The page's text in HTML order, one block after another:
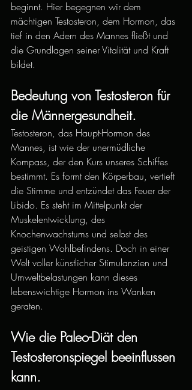
beginnt. Hier begegnen wir dem
mächtigen Testosteron, dem Hormon, das
tief in den Adern des Mannes fließt und
die Grundlagen seiner Vitalität und Kraft
bildet.
Bedeutung von Testosteron für
die Männergesundheit.
Testosteron, das Haupt-Hormon des
Mannes, ist wie der unermüdliche
Kompass, der den Kurs unseres Schiffes
bestimmt. Es formt den Körperbau, vertieft
die Stimme und entzündet das Feuer der
Libido. Es steht im Mittelpunkt der
Muskelentwicklung, des
Knochenwachstums und selbst des
geistigen Wohlbefindens. Doch in einer
Welt voller künstlicher Stimulanzien und
Umweltbelastungen kann dieses
lebenswichtige Hormon ins Wanken
geraten.
Wie die Paleo-Diät den
Testosteronspiegel beeinflussen
kann.